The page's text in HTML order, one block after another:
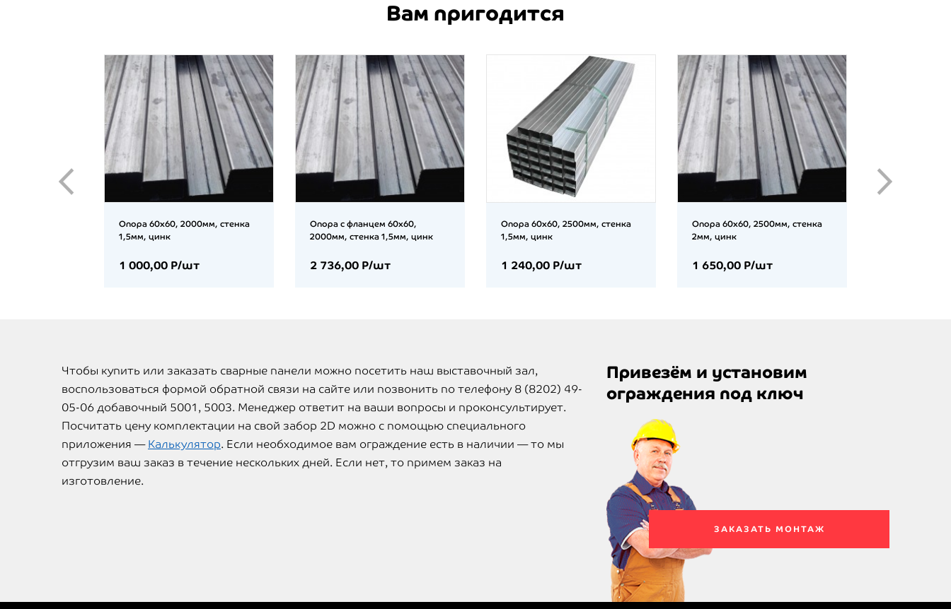
Вам пригодится
Опора 60х60, 2000мм, стенка
1,5мм, цинк
1 000,00 Р/шт
Опора с фланцем 60х60,
2000мм, стенка 1,5мм, цинк
2 736,00 Р/шт
Опора 60х60, 2500мм, стенка
1,5мм, цинк
1 240,00 Р/шт
Опора 60х60, 2500мм, стенка
2мм, цинк
1 650,00 Р/шт
Чтобы купить или заказать сварные панели можно посетить наш выставочный зал,
воспользоваться формой обратной связи на сайте или позвонить по телефону 8 (8202) 49-
05-06 добавочный 5001, 5003. Менеджер ответит на ваши вопросы и проконсультирует.
Посчитать цену комплектации на свой забор 2D можно с помощью специального
приложения — Калькулятор. Если необходимое вам ограждение есть в наличии — то мы
отгрузим ваш заказ в течение нескольких дней. Если нет, то примем заказ на
изготовление.
Привезём и установим
ограждения под ключ
ЗАКАЗАТЬ МОНТАЖ